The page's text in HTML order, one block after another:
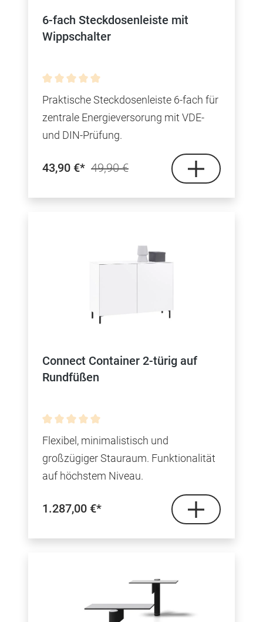
6-fach Steckdosenleiste mit
Wippschalter
Durchschnittliche Bewertung von 0 von 5
Praktische Steckdosenleiste 6-fach für
zentrale Energieversorung mit VDE-
und DIN-Prüfung.
43,90 €* 49,90 €
Connect Container 2-türig auf
Rundfüßen
Durchschnittliche Bewertung von 0 von 5
Flexibel, minimalistisch und
großzügiger Stauraum. Funktionalität
auf höchstem Niveau.
1.287,00 €*